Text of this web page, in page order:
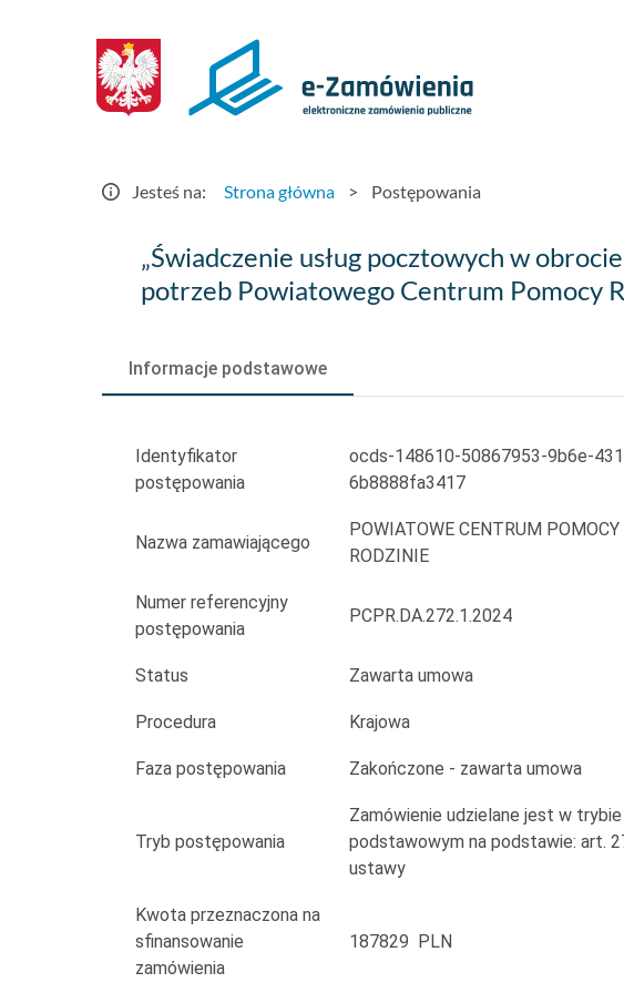
Postępowania
Jesteś na: Strona główna > Postępowania
„Świadczenie
usług
krajowym
zagranicznym
przesyłek
okresie
12
miesięcy
potrzeb
Powiatowego
Centrum
„Świadczenie usług pocztowych w
potrzeb Powiatowego Centrum Pomocy
Informacje podstawowe
Identyfikator
postępowania
ocds-148610-50867953-9b6e-
6b8888fa3417
Nazwa zamawiającego
POWIATOWE CENTRUM POMOCY
RODZINIE
Numer referencyjny
postępowania
PCPR.DA.272.1.2024
Status Zawarta umowa
Procedura Krajowa
Faza postępowania Zakończone - zawarta umowa
Tryb postępowania
Zamówienie udzielane jest w trybie
podstawowym na podstawie: art.
ustawy
Kwota przeznaczona na
sfinansowanie
zamówienia
187829 PLN